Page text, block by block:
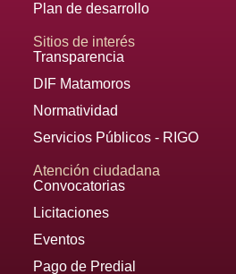
Plan de desarrollo
Sitios de interés
Transparencia
DIF Matamoros
Normatividad
Servicios Públicos - RIGO
Atención ciudadana
Convocatorias
Licitaciones
Eventos
Pago de Predial